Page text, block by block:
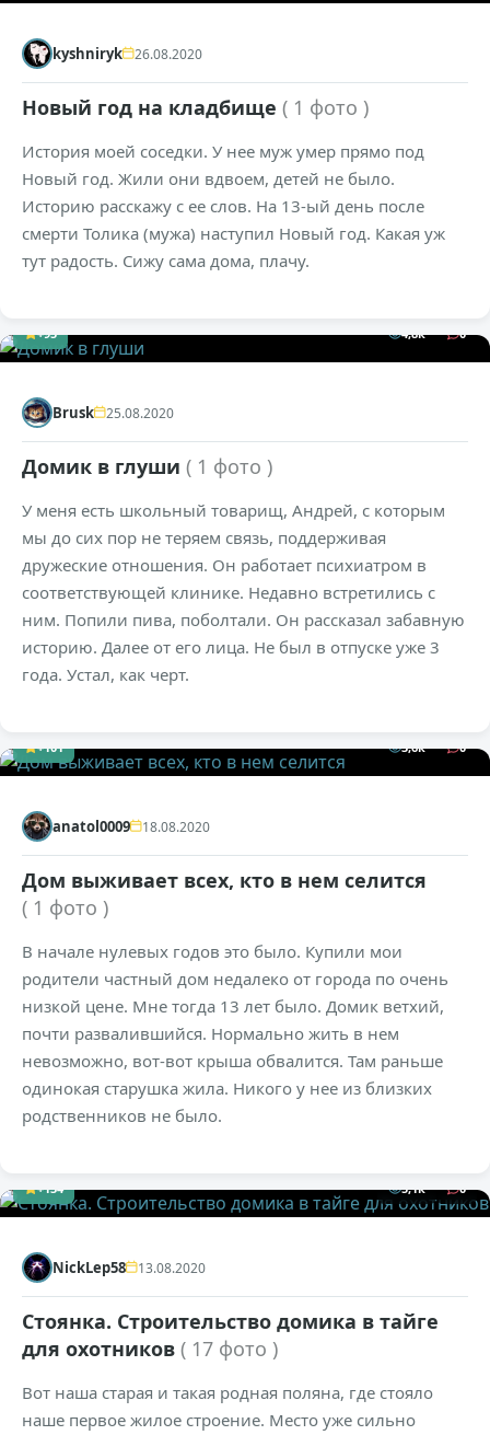
kyshniryk 26.08.2020
Новый год на кладбище ( 1 фото )
История моей соседки. У нее муж умер прямо под
Новый год. Жили они вдвоем, детей не было.
Историю расскажу с ее слов. На 13-ый день после
смерти Толика (мужа) наступил Новый год. Какая уж
тут радость. Сижу сама дома, плачу.
+95 4,8к 0
Brusk 25.08.2020
Домик в глуши ( 1 фото )
У меня есть школьный товарищ, Андрей, с которым
мы до сих пор не теряем связь, поддерживая
дружеские отношения. Он работает психиатром в
соответствующей клинике. Недавно встретились с
ним. Попили пива, поболтали. Он рассказал забавную
историю. Далее от его лица. Не был в отпуске уже 3
года. Устал, как черт.
+101 3,6к 0
anatol0009 18.08.2020
Дом выживает всех, кто в нем селится
( 1 фото )
В начале нулевых годов это было. Купили мои
родители частный дом недалеко от города по очень
низкой цене. Мне тогда 13 лет было. Домик ветхий,
почти развалившийся. Нормально жить в нем
невозможно, вот-вот крыша обвалится. Там раньше
одинокая старушка жила. Никого у нее из близких
родственников не было.
+134 5,1к 0
NickLep58 13.08.2020
Стоянка. Строительство домика в тайге
для охотников ( 17 фото )
Вот наша старая и такая родная поляна, где стояло
наше первое жилое строение. Место уже сильно